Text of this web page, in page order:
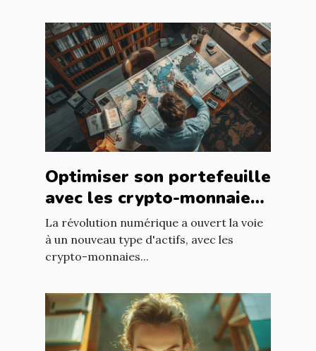
Optimiser son portefeuille
avec les crypto-monnaies
de niche à faible
capitalisation
La révolution numérique a ouvert la voie
à un nouveau type d'actifs, avec les
crypto-monnaies...